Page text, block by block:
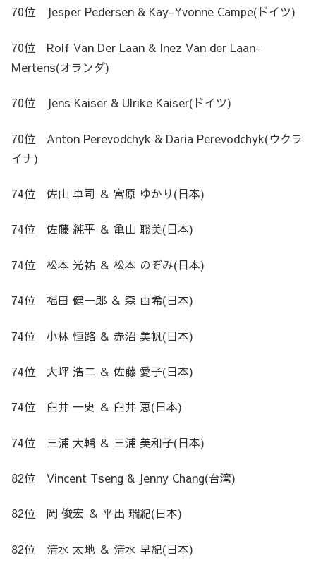
70位 Jesper Pedersen & Kay-Yvonne Campe(ドイツ)
70位 Rolf Van Der Laan & Inez Van der Laan-
Mertens(オランダ)
70位 Jens Kaiser & Ulrike Kaiser(ドイツ)
70位 Anton Perevodchyk & Daria Perevodchyk(ウクラ
イナ)
74位 佐山 卓司 ＆ 宮原 ゆかり(日本)
74位 佐藤 純平 ＆ 亀山 聡美(日本)
74位 松本 光祐 ＆ 松本 のぞみ(日本)
74位 福田 健一郎 ＆ 森 由希(日本)
74位 小林 恒路 ＆ 赤沼 美帆(日本)
74位 大坪 浩二 ＆ 佐藤 愛子(日本)
74位 臼井 一史 ＆ 臼井 恵(日本)
74位 三浦 大輔 ＆ 三浦 美和子(日本)
82位 Vincent Tseng & Jenny Chang(台湾)
82位 岡 俊宏 ＆ 平出 瑞紀(日本)
82位 清水 太地 ＆ 清水 早紀(日本)